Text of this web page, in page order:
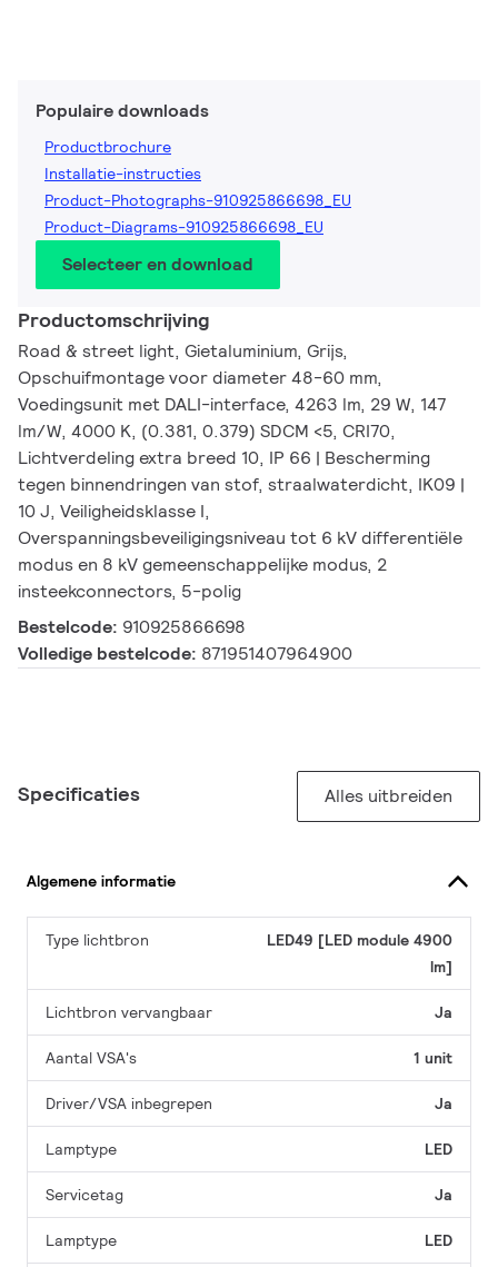
Populaire downloads
Productbrochure
Installatie-instructies
Product-Photographs-910925866698_EU
Product-Diagrams-910925866698_EU
Selecteer en download
Productomschrijving
Road & street light, Gietaluminium, Grijs,
Opschuifmontage voor diameter 48-60 mm,
Voedingsunit met DALI-interface, 4263 lm, 29 W, 147
lm/W, 4000 K, (0.381, 0.379) SDCM <5, CRI70,
Lichtverdeling extra breed 10, IP 66 | Bescherming
tegen binnendringen van stof, straalwaterdicht, IK09 |
10 J, Veiligheidsklasse I,
Overspanningsbeveiligingsniveau tot 6 kV differentiële
modus en 8 kV gemeenschappelijke modus, 2
insteekconnectors, 5-polig
Bestelcode: 910925866698
Volledige bestelcode: 871951407964900
Specificaties Alles uitbreiden
Algemene informatie
Type lichtbron
LED49 [LED module 4900
lm]
Lichtbron vervangbaar Ja
Aantal VSA's 1 unit
Driver/VSA inbegrepen Ja
Lamptype LED
Servicetag Ja
Lamptype LED